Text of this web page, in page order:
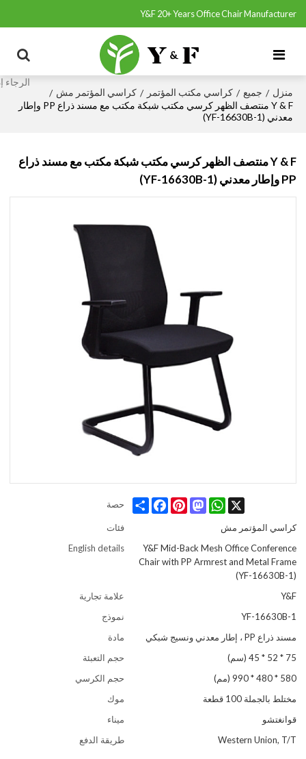
Y&F 20+ Years Office Chair Manufacturer
منزل / جميع / كراسي مكتب المؤتمر / كراسي المؤتمر مش /
Y & F منتصف الظهر كرسي مكتب شبكة مكتب مع مسند ذراع PP وإطار
معدني (YF-16630B-1)
Y & F منتصف الظهر كرسي مكتب شبكة مكتب مع مسند ذراع
PP وإطار معدني (YF-16630B-1)
حصة Share
FacebookPinterest
Mastodon
WhatsApp X
فئات
كراسي المؤتمر مش
English details
Y&F Mid-Back Mesh Office Conference
Chair with PP Armrest and Metal Frame
(YF-16630B-1)
علامة تجارية
Y&F
نموذج
YF-16630B-1
مادة
مسند ذراع PP ، إطار معدني ونسيج شبكي
حجم التعبئة
75 * 52 * 45 (سم)
حجم الكرسي
580 * 480 * 990 (مم)
موك
مختلط بالجملة 100 قطعة
ميناء
قوانغتشو
طريقة الدفع
Western Union, T/T